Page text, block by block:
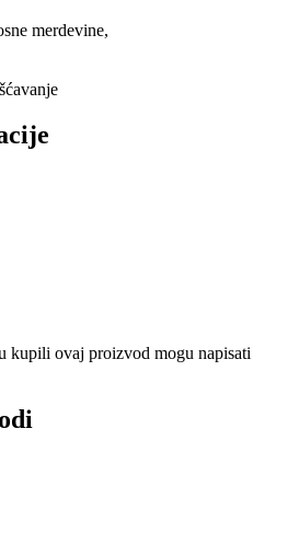
merdevine,
kupili ovaj proizvod mogu napisati